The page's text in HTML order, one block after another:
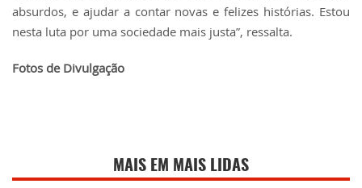
absurdos, e ajudar a contar novas e felizes histórias. Estou
nesta luta por uma sociedade mais justa”, ressalta.
Fotos de Divulgação
MAIS EM MAIS LIDAS